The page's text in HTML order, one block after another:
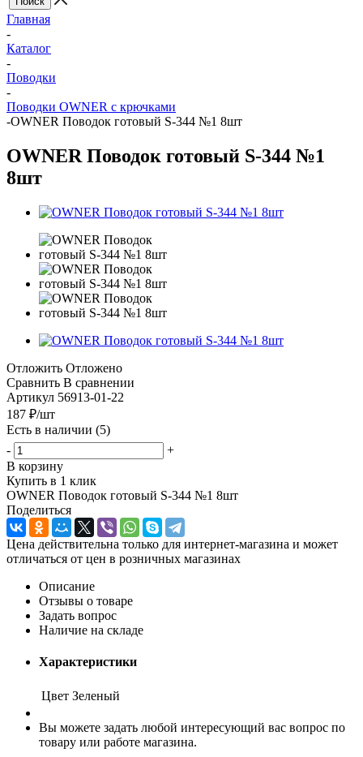
Главная
-
Каталог
-
Поводки
-
Поводки OWNER с крючками
-OWNER Поводок готовый S-344 №1 8шт
OWNER Поводок готовый S-344 №1
8шт
Отложить Отложено
Сравнить В сравнении
Артикул 56913-01-22
187 ₽/шт
Есть в наличии (5)
-
+
В корзину
Купить в 1 клик
OWNER Поводок готовый S-344 №1 8шт
Поделиться
Цена действительна только для интернет-магазина и может
отличаться от цен в розничных магазинах
Описание
Отзывы о товаре
Задать вопрос
Наличие на складе
Характеристики
Цвет Зеленый
Вы можете задать любой интересующий вас вопрос по
товару или работе магазина.